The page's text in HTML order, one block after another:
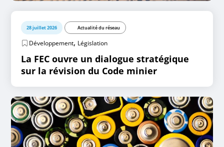
28 juillet 2026 Actualité du réseau
Développement, Législation
La FEC ouvre un dialogue stratégique
sur la révision du Code minier